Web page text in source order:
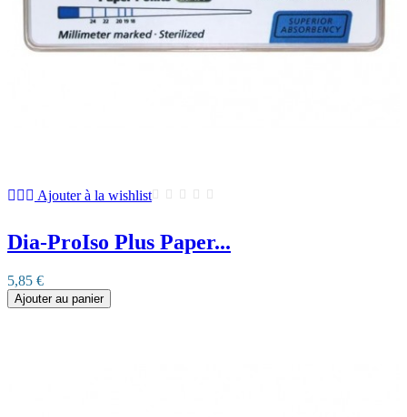
Ajouter à la wishlist
Dia-ProIso Plus Paper...
5,85 €
Ajouter au panier